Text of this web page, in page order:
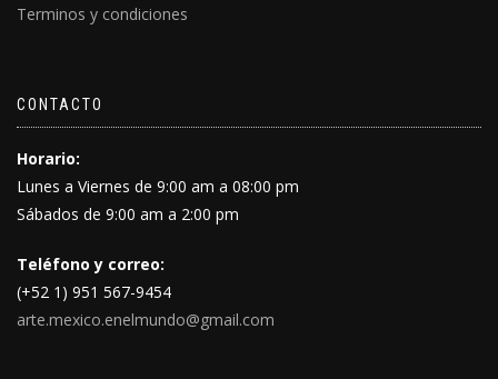
Terminos y condiciones
CONTACTO
Horario:
Lunes a Viernes de 9:00 am a 08:00 pm
Sábados de 9:00 am a 2:00 pm
Teléfono y correo:
(+52 1) 951 567-9454
arte.mexico.enelmundo@gmail.com